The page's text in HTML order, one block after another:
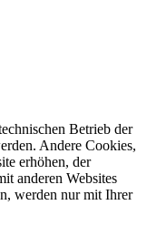
Betrieb der
Andere Cookies,
erhöhen, der
anderen Websites
werden nur mit Ihrer